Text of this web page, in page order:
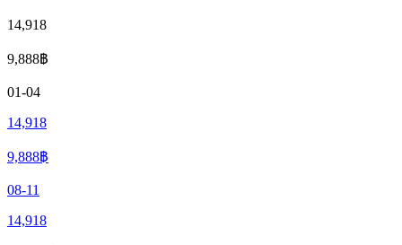
14,918
9,888฿
01-04
14,918
9,888฿
08-11
14,918